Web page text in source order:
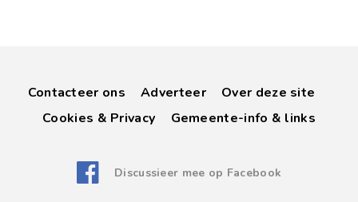
Contacteer ons Adverteer
Over deze site
Cookies & Privacy
Gemeente-info & links
Discussieer mee op Facebook